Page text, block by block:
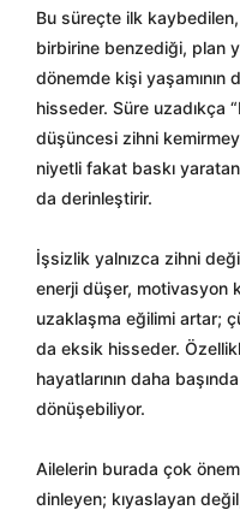
Bu süreçte ilk
birbirine benzediği, plan
dönemde kişi yaşamının
hisseder. Süre uzadıkça
düşüncesi zihni
niyetli fakat baskı
da derinleştirir.
İşsizlik yalnızca zihni
enerji düşer, motivasyon
uzaklaşma eğilimi artar;
da eksik hisseder.
hayatlarının daha
dönüşebiliyor.
Ailelerin burada çok
dinleyen; kıyaslayan